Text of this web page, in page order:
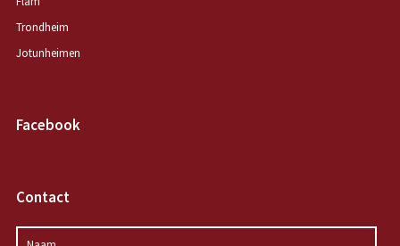
Trondheim
Jotunheimen
Facebook
Contact